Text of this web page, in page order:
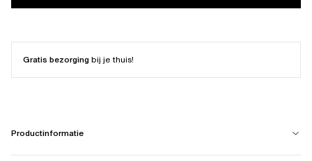
Gratis bezorgingbij je thuis!
Productinformatie